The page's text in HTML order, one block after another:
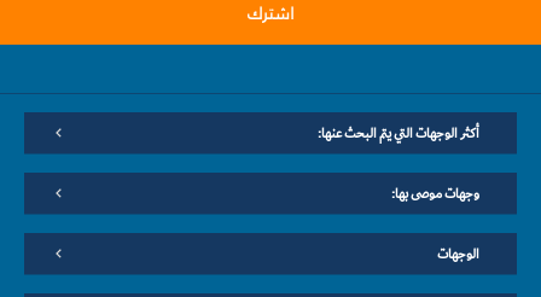
اشترك
أكثر الوجهات التي يتم البحث عنها:
وجهات موصى بها:
الوجهات